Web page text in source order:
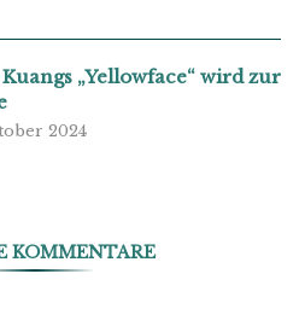
Kuangs „Yellowface“ wird zur
2024
KOMMENTARE